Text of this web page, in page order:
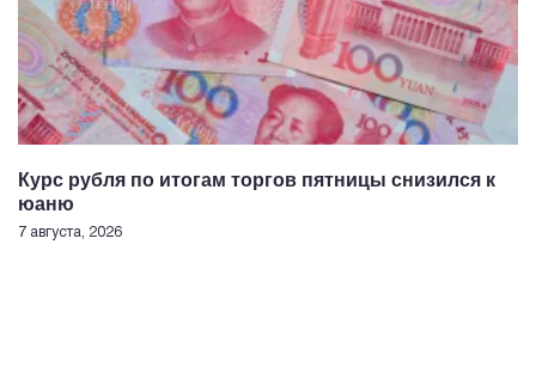
Курс рубля по итогам торгов пятницы снизился к
юаню
7 августа, 2026